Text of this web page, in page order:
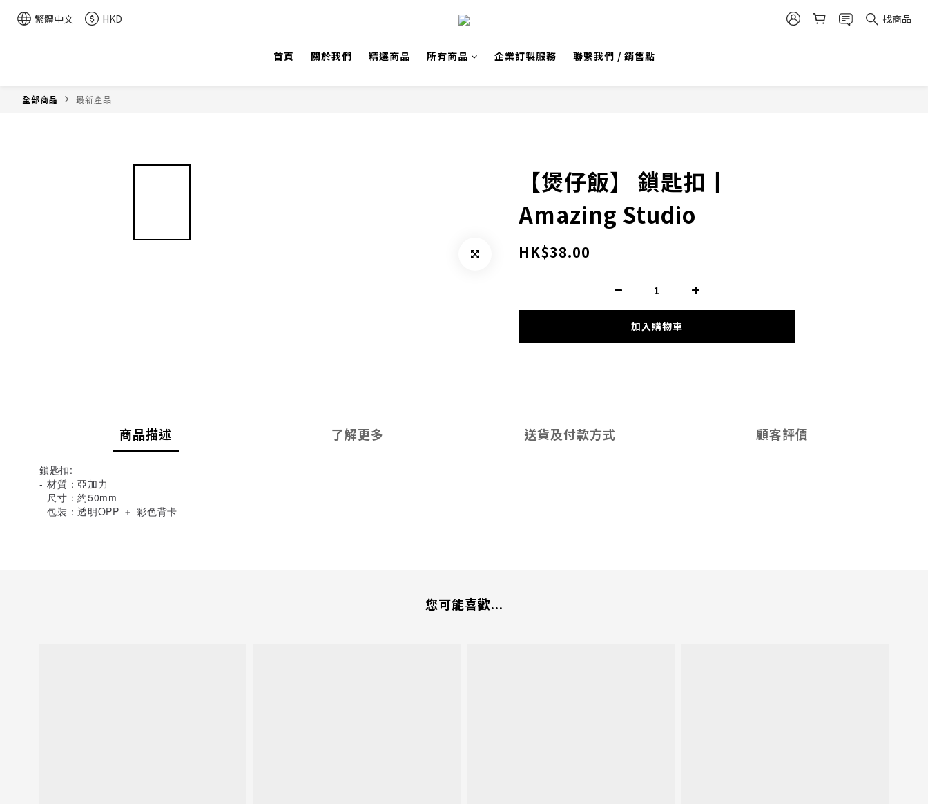
繁體中文 HKD 找商品
首頁 關於我們 精選商品 所有商品 企業訂製服務 聯繫我們 / 銷售點
全部商品 最新產品
【煲仔飯】 鎖匙扣丨
Amazing Studio
HK$38.00
加入購物車
商品描述 了解更多 送貨及付款方式 顧客評價
鎖匙扣:
- 材質：亞加力
- 尺寸：約50mm
- 包裝：透明OPP ＋ 彩色背卡
您可能喜歡...